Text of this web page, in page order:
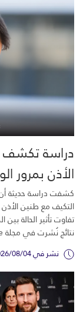
دراسة تكشف
الأذن بمرور
كشفت دراسة حديثة
التكيف مع طنين
تفاوت تأثير الحالة
نتائج نُشرت في مجلة iScience. واعتمد...
نشر في 2026/08/04 الساعة 10:46 م